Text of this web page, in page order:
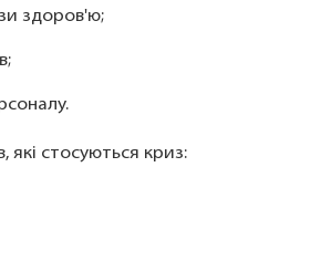
здоров'ю;
які стосуються криз: